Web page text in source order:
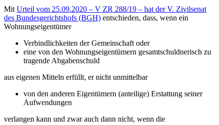
Mit Urteil vom 25.09.2020 – V ZR 288/19 – hat der V. Zivilsenat
des Bundesgerichtshofs (BGH) entschieden, dass, wenn ein
Wohnungseigentümer
Verbindlichkeiten der Gemeinschaft oder
eine von den Wohnungseigentümern gesamtschuldnerisch zu
tragende Abgabenschuld
aus eigenen Mitteln erfüllt, er nicht unmittelbar
von den anderen Eigentümern (anteilige) Erstattung seiner
Aufwendungen
verlangen kann und zwar auch dann nicht, wenn die